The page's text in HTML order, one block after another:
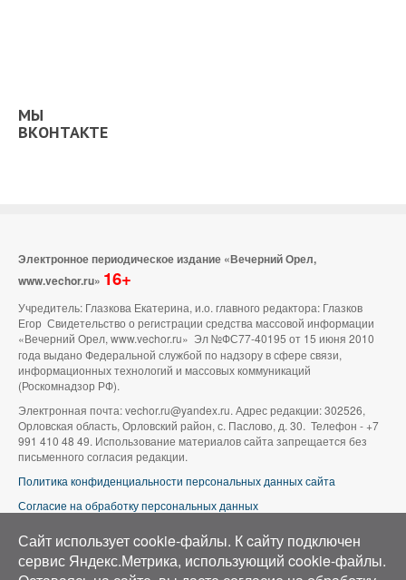
МЫ
ВКОНТАКТЕ
Электронное периодическое издание «Вечерний Орел,
www.vechor.ru» 16+
Учредитель: Глазкова Екатерина, и.о. главного редактора: Глазков
Егор Свидетельство о регистрации средства массовой информации
«Вечерний Орел, www.vechor.ru» Эл №ФС77-40195 от 15 июня 2010
года выдано Федеральной службой по надзору в сфере связи,
информационных технологий и массовых коммуникаций
(Роскомнадзор РФ).
Электронная почта: vechor.ru@yandex.ru. Адрес редакции: 302526,
Орловская область, Орловский район, с. Паслово, д. 30. Телефон - +7
991 410 48 49. Использование материалов сайта запрещается без
письменного согласия редакции.
Политика конфиденциальности персональных данных сайта
Согласие на обработку персональных данных
Аэросъемка в Орле»
Сайт использует cookie-файлы. К cайту подключен
сервис Яндекс.Метрика, использующий cookie-файлы.